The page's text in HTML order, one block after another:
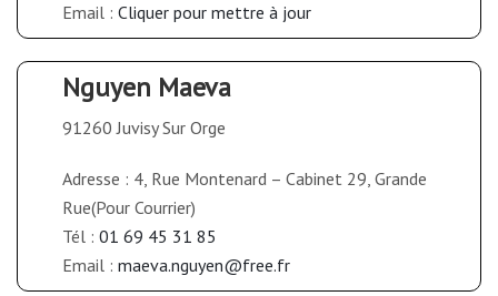
Email : Cliquer pour mettre à jour
Nguyen Maeva
91260 Juvisy Sur Orge
Adresse : 4, Rue Montenard – Cabinet 29, Grande
Rue(Pour Courrier)
Tél : 01 69 45 31 85
Email : maeva.nguyen@free.fr